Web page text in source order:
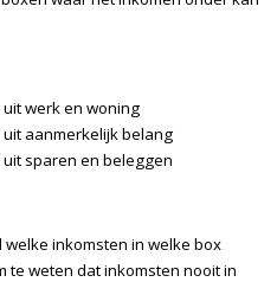
werk en woning
aanmerkelijk belang
sparen en beleggen
inkomsten in welke box
te weten dat inkomsten nooit in